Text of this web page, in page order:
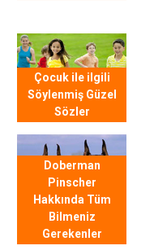
Çocuk ile ilgili
Söylenmiş Güzel
Sözler
Doberman
Pinscher
Hakkında Tüm
Bilmeniz
Gerekenler